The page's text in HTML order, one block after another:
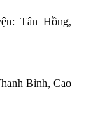
Tân Hồng,
Bình, Cao